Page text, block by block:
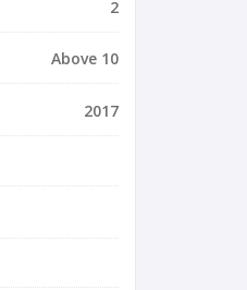
2
Above 10
2017